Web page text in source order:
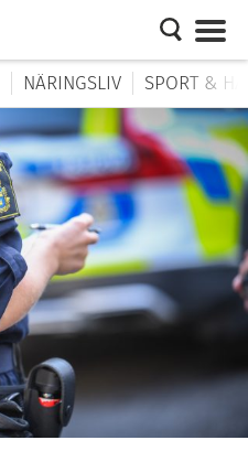
NÄRINGSLIV SPORT &